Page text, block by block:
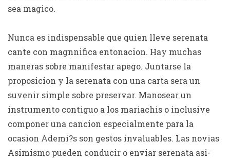
sea magico.
Nunca es indispensable que quien lleve serenata
cante con magnnifica entonacion. Hay muchas
maneras sobre manifestar apego. Juntarse la
proposicion y la serenata con una carta sera un
suvenir simple sobre preservar. Manosear un
instrumento contiguo a los mariachis o inclusive
componer una cancion especialmente para la
ocasion Ademi?s son gestos invaluables. Las novias
Asimismo pueden conducir o enviar serenata asi­